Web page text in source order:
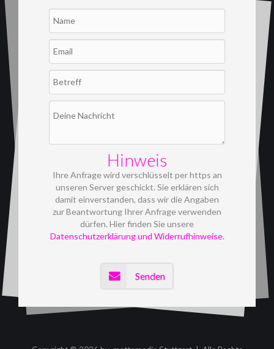
Hinweis
Ihre Anfrage wird verschlüsselt per https an
unseren Server geschickt. Sie erklären sich
damit einverstanden, dass wir die Angaben
zur Beantwortung Ihrer Anfrage verwenden
dürfen. Hier finden Sie unsere
Datenschutzerklärung und Widerrufhinweise.
Senden